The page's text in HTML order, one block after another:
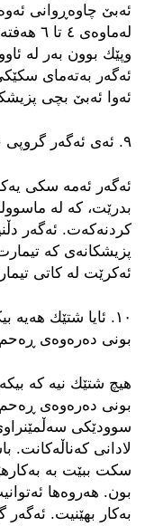
ئه‌بێ چاوه‌ڕوانی
وپێك بوون به‌ر له‌
ئه‌گه‌ر به‌ته‌مای
ئه‌وا ئه‌بێ بچی
٩. ئه‌ی ئه‌گه‌ر گروپی خوێنم (نێگه‌تڤ) بوو؟
ئه‌گه‌ر ئه‌مه‌ سكی
كردنه‌كه‌ت. ئه‌گه‌ر
پزیشكانه‌ی كه‌
ئه‌كرێت له‌ كاتی
١٠. ئایا شتێك
بونی ده‌ره‌وه‌ی
هیچ شتێك نیه‌ كه‌
بونی ده‌ره‌وه‌ی ڕه‌حم
سوودێكی
لادانی
سكت ببێت به‌
بون. هه‌روه‌ها
به‌كار بهێنیت. ئه‌گه‌ر